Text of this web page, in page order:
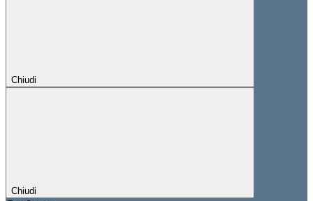
Chiudi
Chiudi